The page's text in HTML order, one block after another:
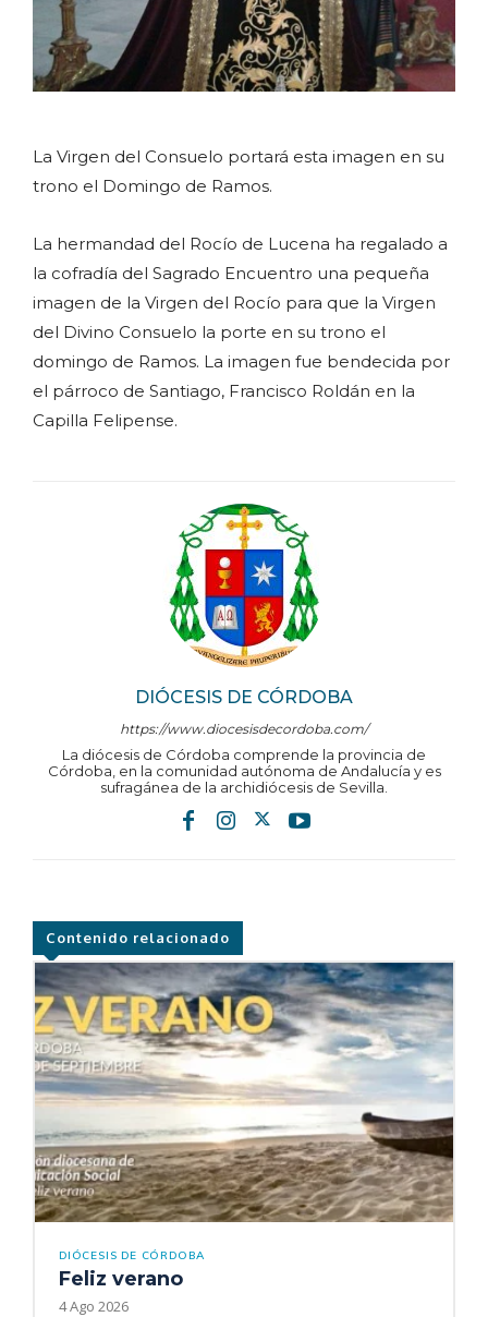
DIÓCESIS DE CÓRDOBA
https://www.diocesisdecordoba.com/
La diócesis de Córdoba comprende la provincia de
Córdoba, en la comunidad autónoma de Andalucía y es
sufragánea de la archidiócesis de Sevilla.
La Virgen del Consuelo portará esta imagen en su
trono el Domingo de Ramos.
La hermandad del Rocío de Lucena ha regalado a
la cofradía del Sagrado Encuentro una pequeña
imagen de la Virgen del Rocío para que la Virgen
del Divino Consuelo la porte en su trono el
domingo de Ramos. La imagen fue bendecida por
el párroco de Santiago, Francisco Roldán en la
Capilla Felipense.
Contenido relacionado
DIÓCESIS DE CÓRDOBA
Feliz verano
4 Ago 2026